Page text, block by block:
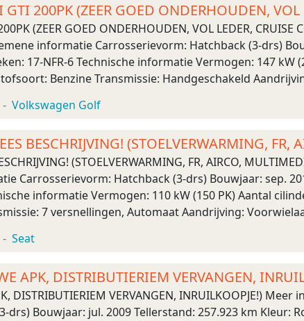
200PK (ZEER GOED ONDERHOUDEN, VOL
(ZEER GOED ONDERHOUDEN, VOL LEDER, CRUISE
informatie Carrosserievorm: Hatchback (3-drs)
17-NFR-6 Technische informatie Vermogen: 147 kW
Benzine Transmissie: Handgeschakeld
Volkswagen Golf
BESCHRIJVING! (STOELVERWARMING, FR,
(STOELVERWARMING, FR, AIRCO,
Carrosserievorm: Hatchback (3-drs) Bouwjaar: sep.
informatie Vermogen: 110 kW (150 PK) Aantal
7 versnellingen, Automaat Aandrijving:
Seat
APK, DISTRIBUTIERIEM VERVANGEN,
DISTRIBUTIERIEM VERVANGEN, INRUILKOOPJE!)
Bouwjaar: jul. 2009 Tellerstand: 257.923 km Kleur: